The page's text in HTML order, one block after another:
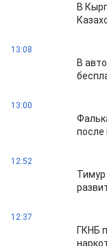
В
13:08
В
13:00
12:52
12:37
ГКНБ